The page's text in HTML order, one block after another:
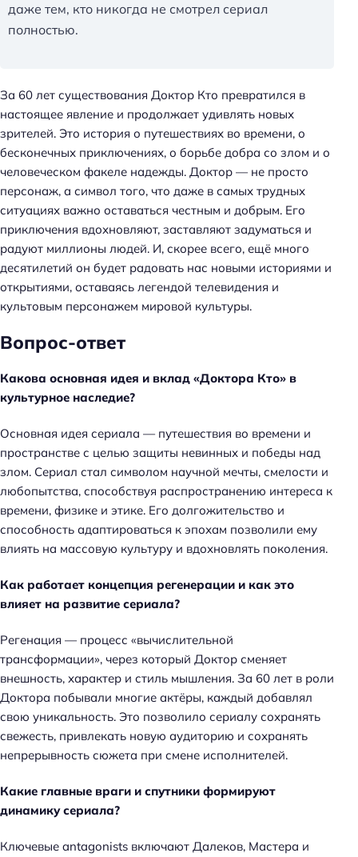
даже тем, кто никогда не смотрел сериал
полностью.
За 60 лет существования Доктор Кто превратился в
настоящее явление и продолжает удивлять новых
зрителей. Это история о путешествиях во времени, о
бесконечных приключениях, о борьбе добра со злом и о
человеческом факеле надежды. Доктор — не просто
персонаж, а символ того, что даже в самых трудных
ситуациях важно оставаться честным и добрым. Его
приключения вдохновляют, заставляют задуматься и
радуют миллионы людей. И, скорее всего, ещё много
десятилетий он будет радовать нас новыми историями и
открытиями, оставаясь легендой телевидения и
культовым персонажем мировой культуры.
Вопрос-ответ
Какова основная идея и вклад «Доктора Кто» в
культурное наследие?
Основная идея сериала — путешествия во времени и
пространстве с целью защиты невинных и победы над
злом. Сериал стал символом научной мечты, смелости и
любопытства, способствуя распространению интереса к
времени, физике и этике. Его долгожительство и
способность адаптироваться к эпохам позволили ему
влиять на массовую культуру и вдохновлять поколения.
Как работает концепция регенерации и как это
влияет на развитие сериала?
Регенация — процесс «вычислительной
трансформации», через который Доктор сменяет
внешность, характер и стиль мышления. За 60 лет в роли
Доктора побывали многие актёры, каждый добавлял
свою уникальность. Это позволило сериалу сохранять
свежесть, привлекать новую аудиторию и сохранять
непрерывность сюжета при смене исполнителей.
Какие главные враги и спутники формируют
динамику сериала?
Ключевые antagonists включают Далеков, Мастера и